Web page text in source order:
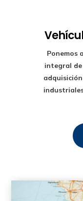
Ponemos
integral